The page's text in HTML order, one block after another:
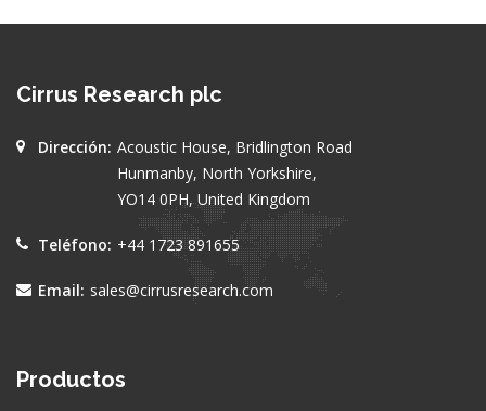
Cirrus Research plc
Dirección: Acoustic House, Bridlington Road
Hunmanby, North Yorkshire,
YO14 0PH, United Kingdom
Teléfono: +44 1723 891655
Email: sales@cirrusresearch.com
Productos